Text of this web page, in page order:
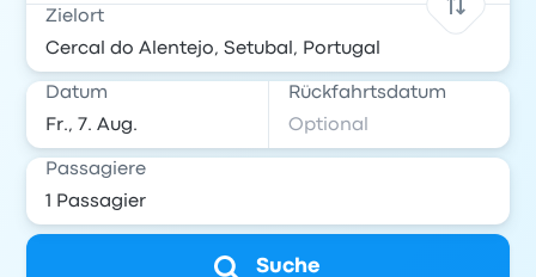
Zielort
Datum Rückfahrtsdatum
Passagiere
Suche